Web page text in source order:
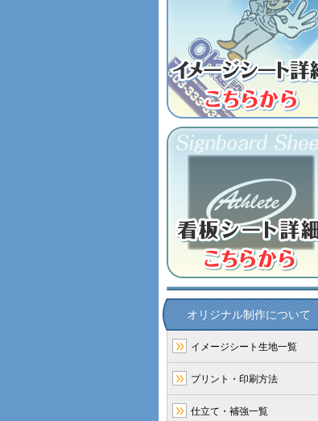
オリジナル制作について
イメージシート生地一覧
プリント・印刷方法
仕立て・補強一覧